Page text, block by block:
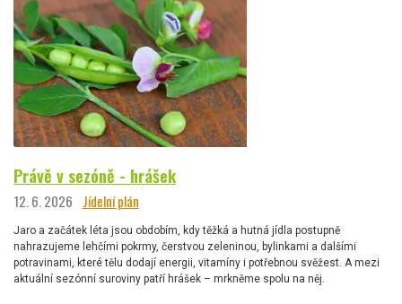
Právě v sezóně - hrášek
12. 6. 2026 Jídelní plán
Jaro a začátek léta jsou obdobím, kdy těžká a hutná jídla postupně
nahrazujeme lehčími pokrmy, čerstvou zeleninou, bylinkami a dalšími
potravinami, které tělu dodají energii, vitamíny i potřebnou svěžest. A mezi
aktuální sezónní suroviny patří hrášek – mrkněme spolu na něj.